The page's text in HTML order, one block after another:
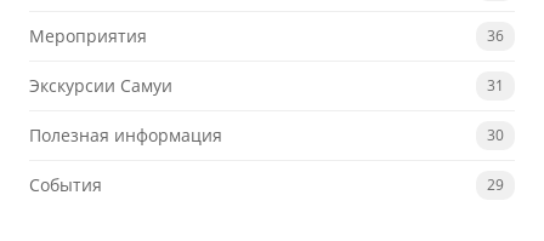
Мероприятия 36
Экскурсии Самуи 31
Полезная информация 30
События 29